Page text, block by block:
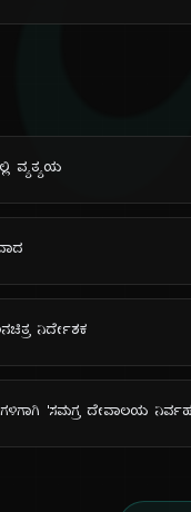
ವ್ಯತ್ಯಯ
ನಿರ್ದೇಶಕ
'ಸಮಗ್ರ ದೇವಾಲಯ